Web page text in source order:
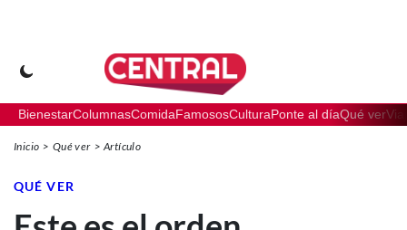
BienestarColumnasComidaFamososCulturaPonte al díaQué ver
Inicio Qué ver Artículo
QUÉ VER